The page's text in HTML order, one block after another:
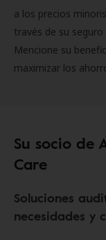
a los precios
través de su
Mencione su
maximizar los
Su socio de
Care
Soluciones
necesidades y